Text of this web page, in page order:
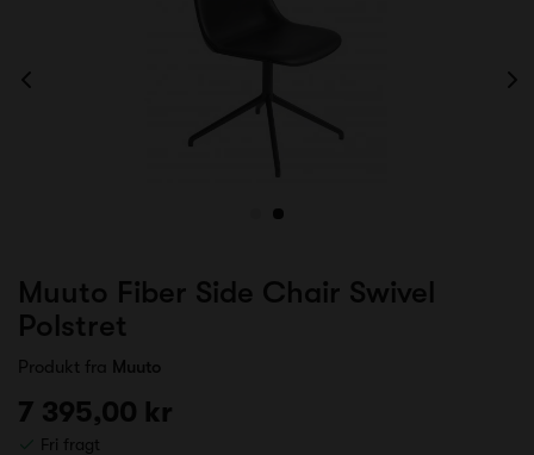
Muuto Fiber Side Chair Swivel
Polstret
Produkt fra Muuto
7 395,00 kr
Fri fragt